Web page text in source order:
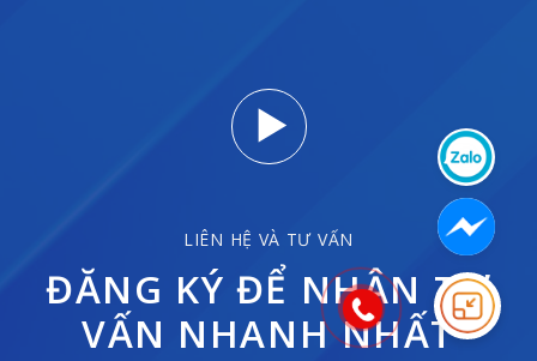
ĐĂNG KÝ ĐỂ NHẬN TƯ
VẤN NHANH NHẤT